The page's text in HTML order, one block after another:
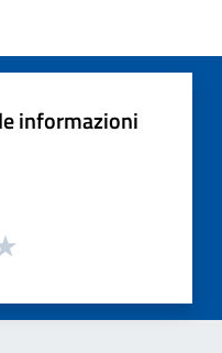
informazioni